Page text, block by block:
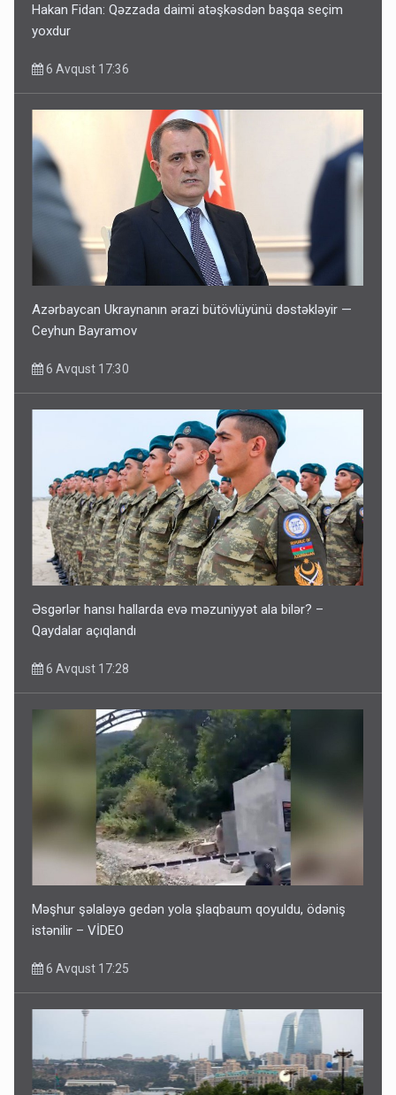
Hakan Fidan: Qəzzada daimi atəşkəsdən başqa seçim
yoxdur
6 Avqust 17:36
Azərbaycan Ukraynanın ərazi bütövlüyünü dəstəkləyir —
Ceyhun Bayramov
6 Avqust 17:30
Əsgərlər hansı hallarda evə məzuniyyət ala bilər? –
Qaydalar açıqlandı
6 Avqust 17:28
Məşhur şəlaləyə gedən yola şlaqbaum qoyuldu, ödəniş
istənilir – VİDEO
6 Avqust 17:25